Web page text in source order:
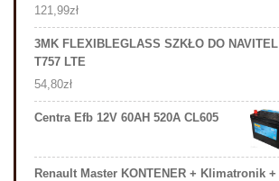
121,99zł
3MK FLEXIBLEGLASS SZKŁO DO NAVITEL
T757 LTE
54,80zł
Centra Efb 12V 60AH 520A CL605
Renault Master KONTENER + Klimatronik +